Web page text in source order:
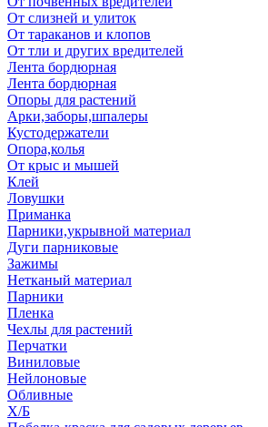
От слизней и улиток
От тараканов и клопов
От тли и других вредителей
Лента бордюрная
Лента бордюрная
Опоры для растений
Арки,заборы,шпалеры
Кустодержатели
Опора,колья
От крыс и мышей
Клей
Ловушки
Приманка
Парники,укрывной материал
Дуги парниковые
Зажимы
Нетканый материал
Парники
Пленка
Чехлы для растений
Перчатки
Виниловые
Нейлоновые
Обливные
Х/Б